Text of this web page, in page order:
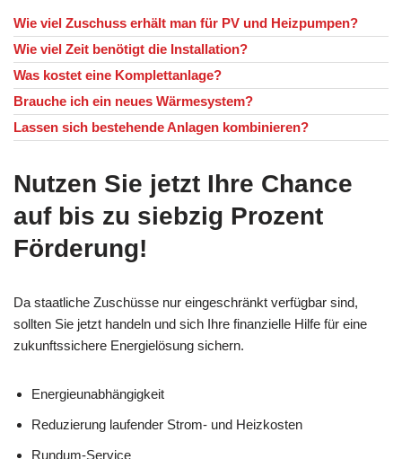
Wie viel Zuschuss erhält man für PV und Heizpumpen?
Wie viel Zeit benötigt die Installation?
Was kostet eine Komplettanlage?
Brauche ich ein neues Wärmesystem?
Lassen sich bestehende Anlagen kombinieren?
Nutzen Sie jetzt Ihre Chance
auf bis zu siebzig Prozent
Förderung!
Da staatliche Zuschüsse nur eingeschränkt verfügbar sind,
sollten Sie jetzt handeln und sich Ihre finanzielle Hilfe für eine
zukunftssichere Energielösung sichern.
Energieunabhängigkeit
Reduzierung laufender Strom- und Heizkosten
Rundum-Service